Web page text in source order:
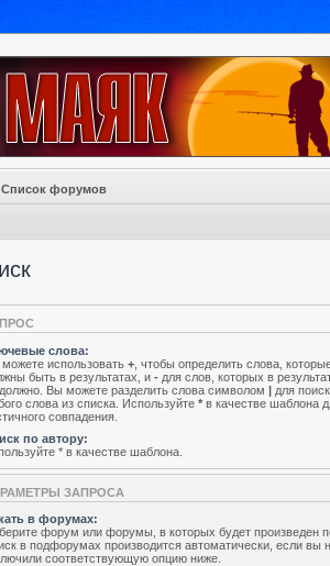
Список форумов
слова:
использовать + , чтобы определить слова,
быть в результатах, и - для слов, которых в
Вы можете разделить слова символом | для
слова из списка. Используйте * в качестве шаблона
совпадения.
по автору:
* в качестве шаблона.
ЗАПРОСА
в форумах:
форум или форумы, в которых будет произведен
в подфорумах производится автоматически, если вы
соответствующую опцию ниже.